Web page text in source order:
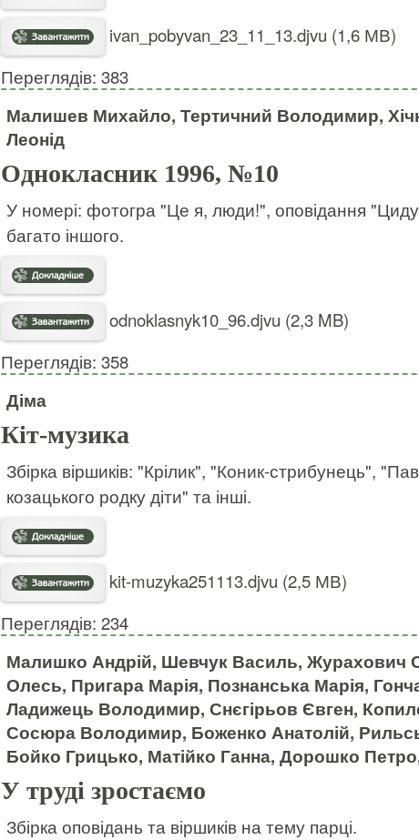
ivan_pobyvan_23_11_13.djvu (1,6 МВ)
Переглядів: 383
Малишев Михайло, Тертичний Володимир,
Леонід
Однокласник 1996, №10
У номері: фотогра "Це я, люди!", оповідання
багато іншого.
odnoklasnyk10_96.djvu (2,3 MB)
Переглядів: 358
Діма
Кіт-музика
Збірка віршиків: "Крілик", "Коник-стрибунець",
козацького родку діти" та інші.
kit-muzyka251113.djvu (2,5 МВ)
Переглядів: 234
Малишко Андрій, Шевчук Василь, Журахович
Олесь, Пригара Марія, Познанська Марія,
Ладижець Володимир, Снєгірьов Євген,
Сосюра Володимир, Боженко Анатолій,
Бойко Грицько, Матійко Ганна, Дорошко
У труді зростаємо
Збірка оповідань та віршиків на тему парці.